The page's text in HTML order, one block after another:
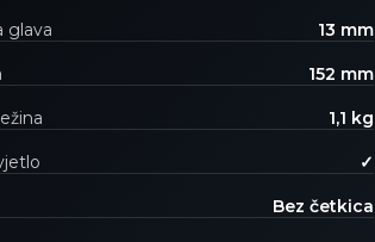
glava 13 mm
152 mm
1,1 kg
✓
Bez četkica